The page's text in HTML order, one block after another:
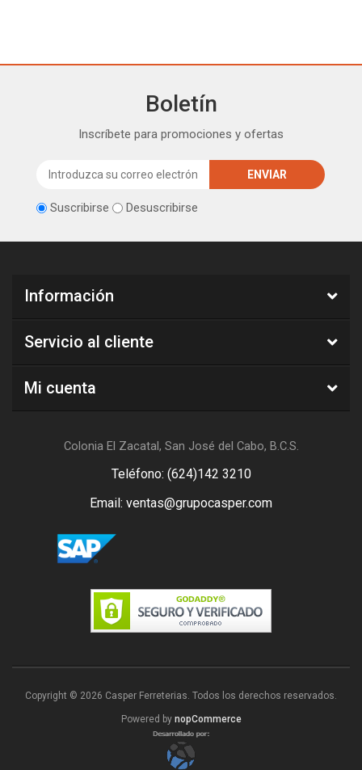
Boletín
Inscríbete para promociones y ofertas
Suscribirse Desuscribirse
Información
Servicio al cliente
Mi cuenta
Colonia El Zacatal, San José del Cabo, B.C.S.
Teléfono: (624)142 3210
Email: ventas@grupocasper.com
Copyright © 2026 Casper Ferreterias. Todos los derechos reservados.
Powered by nopCommerce